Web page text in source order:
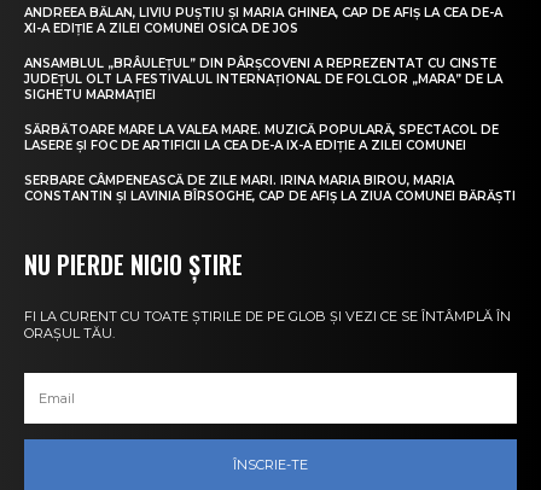
ANDREEA BĂLAN, LIVIU PUȘTIU ȘI MARIA GHINEA, CAP DE AFIȘ LA CEA DE-A
XI-A EDIȚIE A ZILEI COMUNEI OSICA DE JOS
ANSAMBLUL „BRÂULEȚUL” DIN PÂRȘCOVENI A REPREZENTAT CU CINSTE
JUDEȚUL OLT LA FESTIVALUL INTERNAȚIONAL DE FOLCLOR „MARA” DE LA
SIGHETU MARMAȚIEI
SĂRBĂTOARE MARE LA VALEA MARE. MUZICĂ POPULARĂ, SPECTACOL DE
LASERE ȘI FOC DE ARTIFICII LA CEA DE-A IX-A EDIȚIE A ZILEI COMUNEI
SERBARE CÂMPENEASCĂ DE ZILE MARI. IRINA MARIA BIROU, MARIA
CONSTANTIN ȘI LAVINIA BÎRSOGHE, CAP DE AFIȘ LA ZIUA COMUNEI BĂRĂȘTI
NU PIERDE NICIO ȘTIRE
FI LA CURENT CU TOATE ȘTIRILE DE PE GLOB ȘI VEZI CE SE ÎNTÂMPLĂ ÎN
ORAȘUL TĂU.
ÎNSCRIE-TE